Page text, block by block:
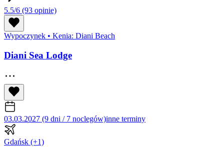
5.5/6 (93 opinie)
Wypoczynek • Kenia: Diani Beach
Diani Sea Lodge
03.03.2027 (9 dni / 7 noclegów)inne terminy
Gdańsk (+1)